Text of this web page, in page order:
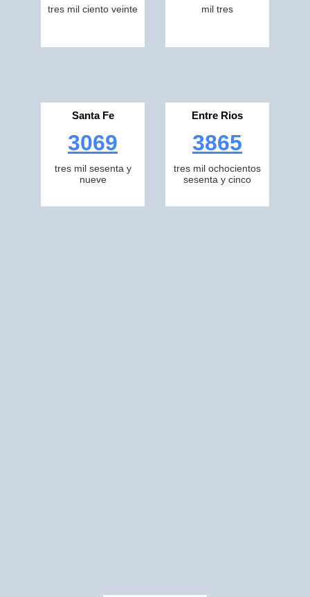
tres mil ciento veinte mil tres
Santa Fe
3069
tres mil sesenta y
nueve
Entre Rios
3865
tres mil ochocientos
sesenta y cinco